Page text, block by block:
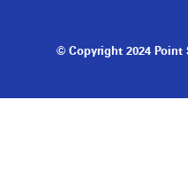
© Copyright 2024 Point